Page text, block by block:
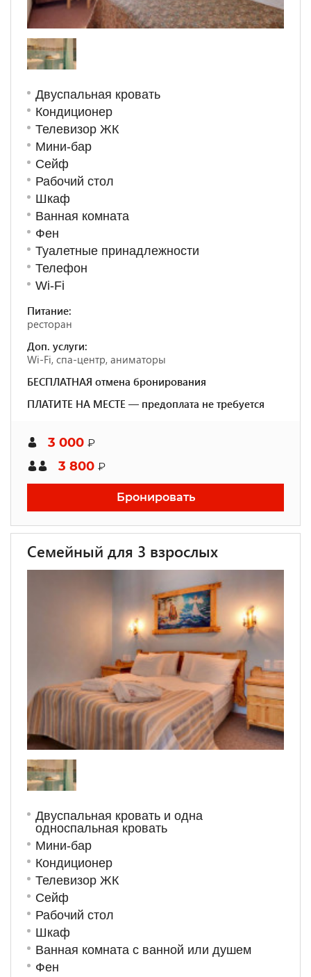
Двуспальная кровать
Кондиционер
Телевизор ЖК
Мини-бар
Сейф
Рабочий стол
Шкаф
Ванная комната
Фен
Туалетные принадлежности
Телефон
Wi-Fi
Питание:
ресторан
Доп. услуги:
Wi-Fi, спа-центр, аниматоры
БЕСПЛАТНАЯ отмена бронирования
ПЛАТИТЕ НА МЕСТЕ — предоплата не требуется
3 000 ₽
3 800 ₽
Бронировать
Семейный для 3 взрослых
Двуспальная кровать и одна
односпальная кровать
Мини-бар
Кондиционер
Телевизор ЖК
Сейф
Рабочий стол
Шкаф
Ванная комната с ванной или душем
Фен